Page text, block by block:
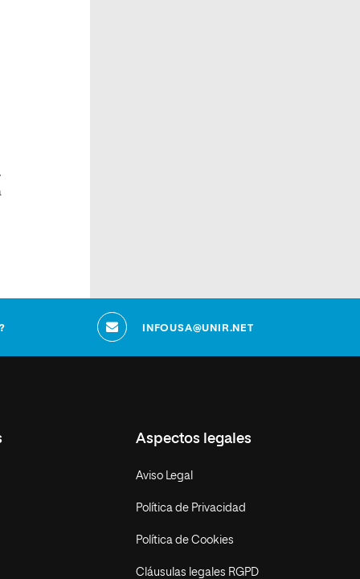
INFOUSA@UNIR.NET
Aspectos legales
Aviso Legal
Política de Privacidad
Política de Cookies
Cláusulas legales RGPD